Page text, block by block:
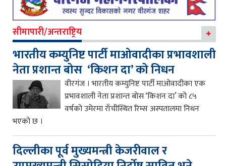
सीमापारी/अन्तराष्ट्रिय
भारतीय कम्युनिष्ट पार्टी माओवादीका प्रभावशाली
नेता प्रशान्त बोस ‘किशन दा’ को निधन
वीरगंज । भारतीय कम्युनिष्ट पार्टी माओवादीका एक
प्रभावशाली नेता प्रशान्त बोस ‘किशन दा’ को ८५
वर्षको उमेरमा राँचीस्थित रिम्स अस्पतालमा निधन
भएको छ ।
दिल्लीका पूर्व मुख्यमन्त्री केजरीवाल र